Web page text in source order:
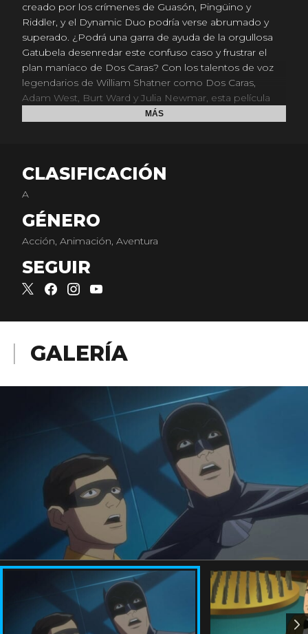
creado por los crímenes de Guasón, Pingüino y
Riddler, y el Dynamic Duo podría verse abrumado y
superado. ¿Podrá una garra de ayuda de la orgullosa
Gatubela desenredar este confuso caso y frustrar el
plan maníaco de Dos Caras? Con los talentos de voz
legendarios de William Shatner como Dos Caras,
Adam West, Burt Ward y Julia Newmar, esta película
original de DC Comics emocionará a todos los
MÁS
CLASIFICACIÓN
A
GÉNERO
Acción, Animación, Aventura
SEGUIR
GALERÍA